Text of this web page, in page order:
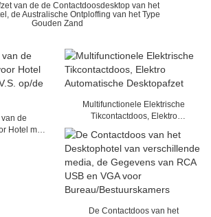
van de de Contactdoosdesktop van het
de Australische Ontploffing van het Type
Gouden Zand
de
Hotel met
Multifunctionele Elektrische
Tikcontactdoos, Elektro
De Contactdoos van het